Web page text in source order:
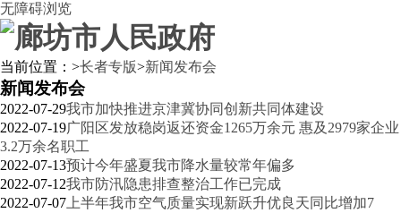
无障碍浏览
当前位置： >长者专版>新闻发布会
新闻发布会
2022-07-29我市加快推进京津冀协同创新共同体建设
2022-07-19广阳区发放稳岗返还资金1265万余元 惠及2979家企业
3.2万余名职工
2022-07-13预计今年盛夏我市降水量较常年偏多
2022-07-12我市防汛隐患排查整治工作已完成
2022-07-07 上半年我市空气质量实现新跃升优良天同比增加7